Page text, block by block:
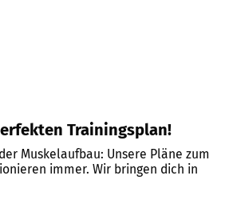
Trainingsplan!
Muskelaufbau: Unsere Pläne zum
immer. Wir bringen dich in